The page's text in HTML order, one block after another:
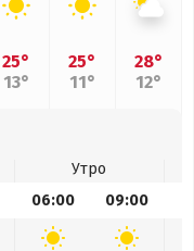
25°
13°
25°
11°
28°
12°
Утро
06:00 09:00